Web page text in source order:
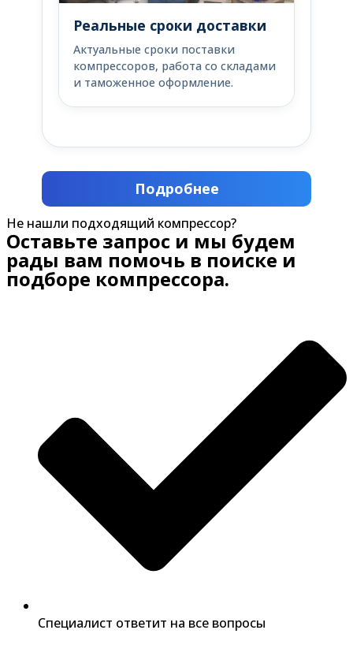
Реальные сроки доставки
Актуальные сроки поставки
компрессоров, работа со складами
и таможенное оформление.
Подробнее
Не нашли подходящий компрессор?
Оставьте запрос и мы будем
рады вам помочь в поиске и
подборе компрессора.
Специалист ответит на все вопросы